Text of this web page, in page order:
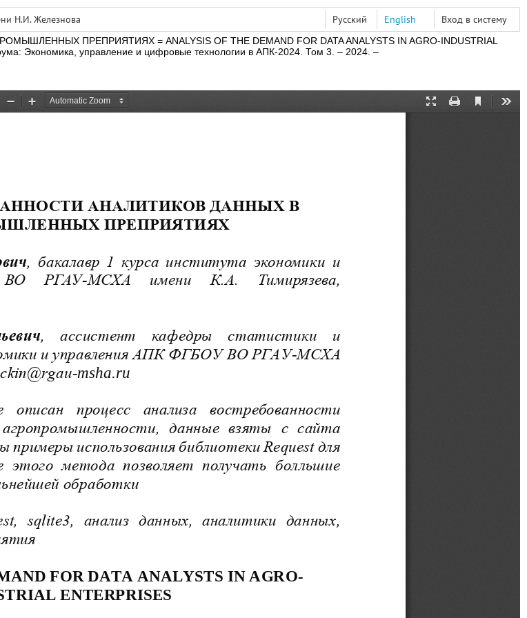
Н.И. Железнова Вход в систему
Русский English
ПРЕПРИЯТИЯХ = ANALYSIS OF THE DEMAND FOR DATA ANALYSTS IN AGRO-INDUSTRIAL
Экономика, управление и цифровые технологии в АПК-2024. Том 3. – 2024. –